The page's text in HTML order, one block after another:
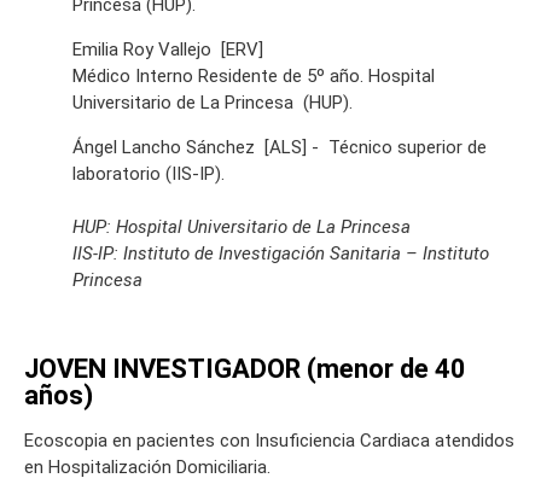
Princesa (HUP).
Emilia Roy Vallejo [ERV]
Médico Interno Residente de 5º año. Hospital
Universitario de La Princesa (HUP).
Ángel Lancho Sánchez [ALS] - Técnico superior de
laboratorio (IIS-IP).
HUP: Hospital Universitario de La Princesa
IIS-IP: Instituto de Investigación Sanitaria – Instituto
Princesa
JOVEN INVESTIGADOR (menor de 40
años)
Ecoscopia en pacientes con Insuficiencia Cardiaca atendidos
en Hospitalización Domiciliaria.